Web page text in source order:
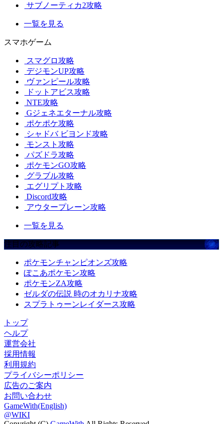
サブノーティカ2攻略
一覧を見る
スマホゲーム
スマグロ攻略
デジモンUP攻略
ヴァンピール攻略
ドットアビス攻略
NTE攻略
Gジェネエターナル攻略
ポケポケ攻略
シャドバ ビヨンド攻略
モンスト攻略
パズドラ攻略
ポケモンGO攻略
グラブル攻略
エグリプト攻略
Discord攻略
アウタープレーン攻略
一覧を見る
注目の攻略記事
ポケモンチャンピオンズ攻略
ぽこあポケモン攻略
ポケモンZA攻略
ゼルダの伝説 時のオカリナ攻略
スプラトゥーンレイダース攻略
トップ
ヘルプ
運営会社
採用情報
利用規約
プライバシーポリシー
広告のご案内
お問い合わせ
GameWith(English)
@WIKI